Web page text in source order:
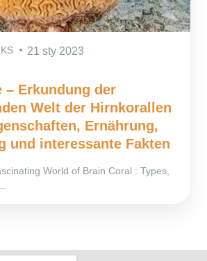
21 sty 2023
– Erkundung der
Welt der Hirnkorallen
Ernährung,
und interessante Fakten
World of Brain Coral : Types,